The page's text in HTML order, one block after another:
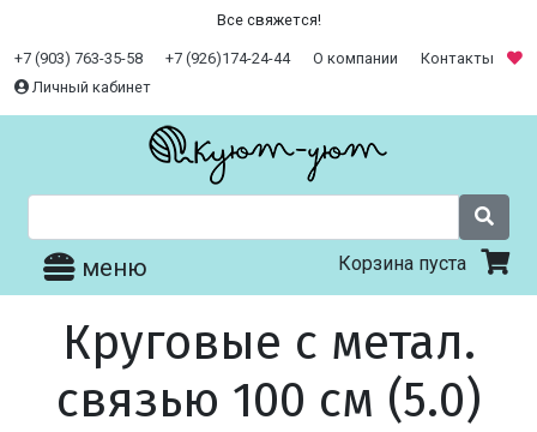
Все свяжется!
+7 (903) 763-35-58 +7 (926)174-24-44 О компании
Контакты
Личный кабинет
меню Корзина пуста
Круговые с метал.
связью 100 см (5.0)